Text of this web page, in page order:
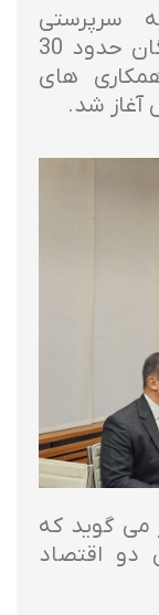
سرپرستی
عبدالاتی وزیر امور خارجه و نمایندگان حدود 30
های
آغاز شد.
می گوید که
دو اقتصاد